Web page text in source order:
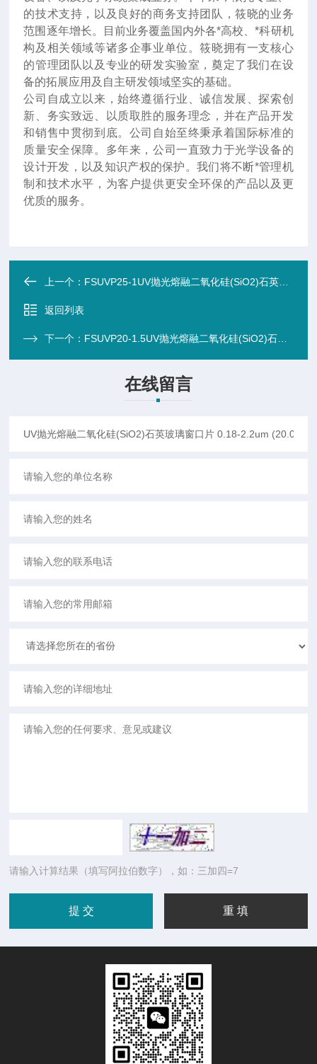
的技术支持，以及良好的商务支持团队，筱晓的业务
范围逐年增长。目前业务覆盖国内外各*高校、*科研机
构及相关领域等诸多企事业单位。筱晓拥有一支核心
的管理团队以及专业的研发实验室，奠定了我们在设
备的拓展应用及自主研发领域坚实的基础。
公司自成立以来，始终遵循行业、诚信发展、探索创
新、务实致远、以质取胜的服务理念，并在产品开发
和销售中贯彻到底。公司自始至终秉承着国际标准的
质量安全保障。多年来，公司一直致力于光学设备的
设计开发，以及知识产权的保护。我们将不断*管理机
制和技术水平，为客户提供更安全环保的产品以及更
优质的服务。
上一个： FSUVP25-1UV抛光熔融二氧化硅(SiO2)石英玻璃窗口片 0.18-2.2um (25.0X1.0mm圆形窗片
返回列表
下一个： FSUVP20-1.5UV抛光熔融二氧化硅(SiO2)石英玻璃窗口片 0.18-2.2um (20.0X1.5mm圆形窗片
在线留言
请输入计算结果（填写阿拉伯数字），如：三加四=7